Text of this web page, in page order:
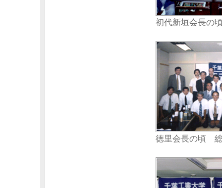
初代新垣会長の
徳里会長の頃